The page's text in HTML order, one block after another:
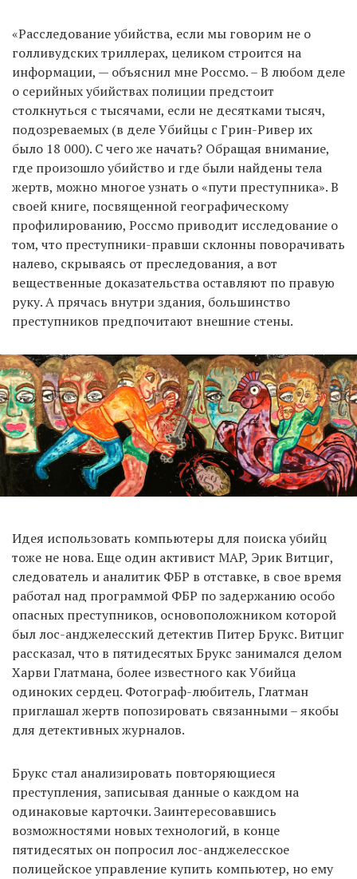
«Расследование убийства, если мы говорим не о
голливудских триллерах, целиком строится на
информации, — объяснил мне Россмо. – В любом деле
о серийных убийствах полиции предстоит
столкнуться с тысячами, если не десятками тысяч,
подозреваемых (в деле Убийцы с Грин-Ривер их
было 18 000). С чего же начать? Обращая внимание,
где произошло убийство и где были найдены тела
жертв, можно многое узнать о «пути преступника». В
своей книге, посвященной географическому
профилированию, Россмо приводит исследование о
том, что преступники-правши склонны поворачивать
налево, скрываясь от преследования, а вот
вещественные доказательства оставляют по правую
руку. А прячась внутри здания, большинство
преступников предпочитают внешние стены.
Идея использовать компьютеры для поиска убийц
тоже не нова. Еще один активист MAP, Эрик Витциг,
следователь и аналитик ФБР в отставке, в свое время
работал над программой ФБР по задержанию особо
опасных преступников, основоположником которой
был лос-анджелесский детектив Питер Брукс. Витциг
рассказал, что в пятидесятых Брукс занимался делом
Харви Глатмана, более известного как Убийца
одиноких сердец. Фотограф-любитель, Глатман
приглашал жертв попозировать связанными – якобы
для детективных журналов.
Брукс стал анализировать повторяющиеся
преступления, записывая данные о каждом на
одинаковые карточки. Заинтересовавшись
возможностями новых технологий, в конце
пятидесятых он попросил лос-анджелесское
полицейское управление купить компьютер, но ему